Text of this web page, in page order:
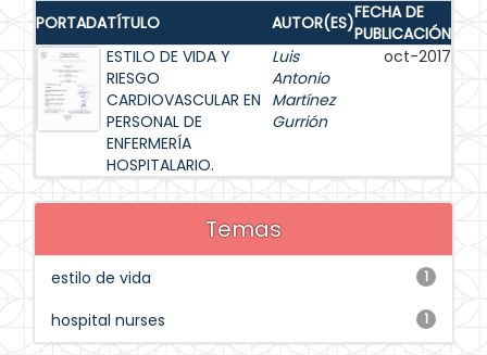
PORTADATÍTULO AUTOR(ES)FECHA DE
PUBLICACIÓN
ESTILO DE VIDA Y
RIESGO
CARDIOVASCULAR EN
PERSONAL DE
ENFERMERÍA
HOSPITALARIO.
Luis
Antonio
Martínez
Gurrión
oct-2017
Temas
1
estilo de vida
1
hospital nurses